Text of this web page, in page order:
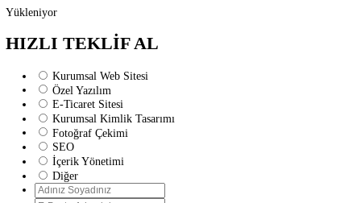
Yükleniyor
HIZLI TEKLİF AL
Kurumsal Web Sitesi
Özel Yazılım
E-Ticaret Sitesi
Kurumsal Kimlik Tasarımı
Fotoğraf Çekimi
SEO
İçerik Yönetimi
Diğer